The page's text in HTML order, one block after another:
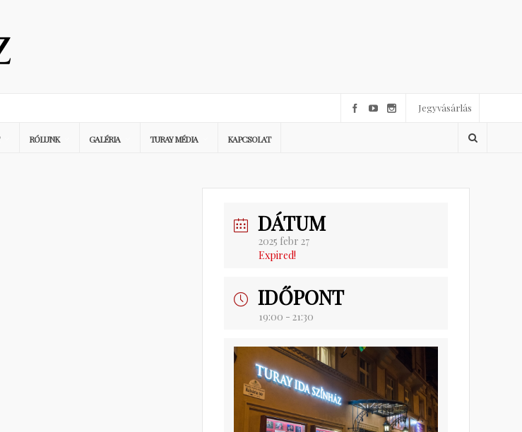
Jegyvásárlás
RÓLUNK GALÉRIA TURAY MÉDIA KAPCSOLAT
DÁTUM
2025 febr 27
Expired!
IDŐPONT
19:00 - 21:30